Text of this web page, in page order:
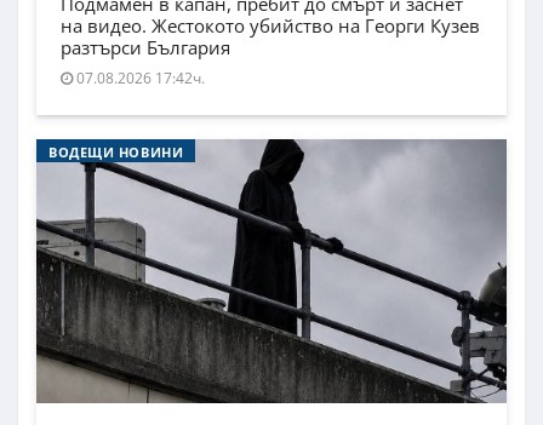
на видео. Жестокото убийство на Георги Кузев
разтърси България
07.08.2026 17:42ч.
ВОДЕЩИ НОВИНИ